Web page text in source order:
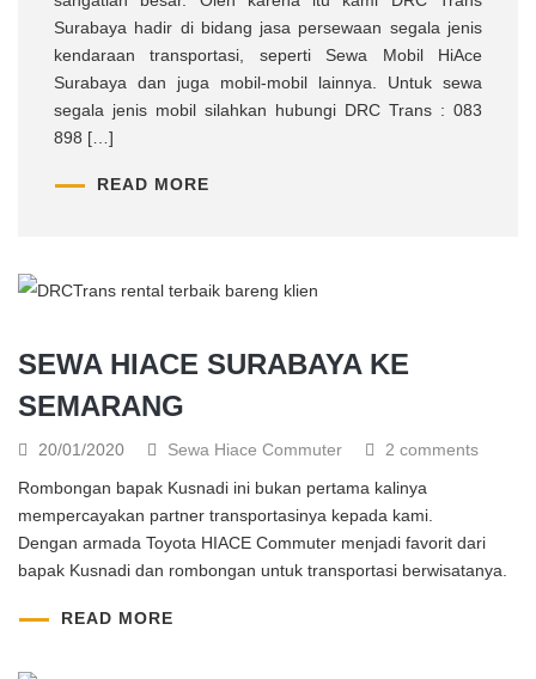
Surabaya hadir di bidang jasa persewaan segala jenis
kendaraan transportasi, seperti Sewa Mobil HiAce
Surabaya dan juga mobil-mobil lainnya. Untuk sewa
segala jenis mobil silahkan hubungi DRC Trans : 083
898 […]
READ MORE
SEWA HIACE SURABAYA KE
SEMARANG
20/01/2020 Sewa Hiace Commuter
2 comments
Rombongan bapak Kusnadi ini bukan pertama kalinya
mempercayakan partner transportasinya kepada kami.
Dengan armada Toyota HIACE Commuter menjadi favorit dari
bapak Kusnadi dan rombongan untuk transportasi berwisatanya.
READ MORE